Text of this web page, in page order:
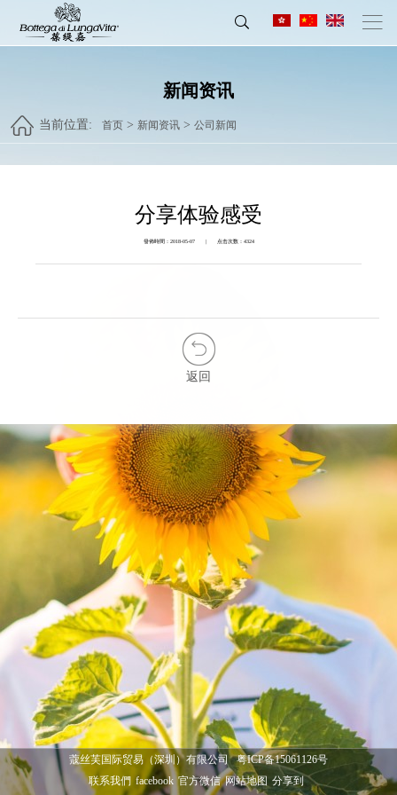
新闻资讯
当前位置: 首页 > 新闻资讯 >公司新闻
分享体验感受
發佈時間：2018-05-07 | 点击次数：4324
返回
蔻丝芙国际贸易（深圳）有限公司粤ICP备15061126号
联系我們 facebook 官方微信 网站地图 分享到